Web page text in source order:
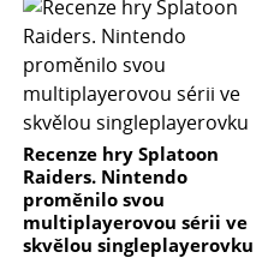
Recenze hry Splatoon
Raiders. Nintendo
proměnilo svou
multiplayerovou sérii ve
skvělou singleplayerovku